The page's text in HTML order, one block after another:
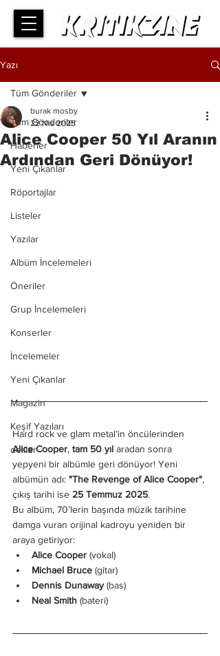
Yazı
Tüm Gönderiler
Haberler
Yeni Çıkanlar
Röportajlar
Listeler
Yazılar
Albüm İncelemeleri
Öneriler
Grup İncelemeleri
Konserler
İncelemeler
Yeni Çıkanlar
Magazin
Keşif Yazıları
deliler
Tüm Gönderiler
Alice Cooper 50 Yıl Aranın
Ardından Geri Dönüyor!
burak mosby
22 Nis 2025
Hard rock ve glam metal’in öncülerinden
Alice Cooper, tam 50 yıl aradan sonra
yepyeni bir albümle geri dönüyor! Yeni
albümün adı: "The Revenge of Alice Cooper",
çıkış tarihi ise 25 Temmuz 2025.
Bu albüm, 70’lerin başında müzik tarihine
damga vuran orijinal kadroyu yeniden bir
araya getiriyor:
Alice Cooper (vokal)
Michael Bruce (gitar)
Dennis Dunaway (bas)
Neal Smith (bateri)